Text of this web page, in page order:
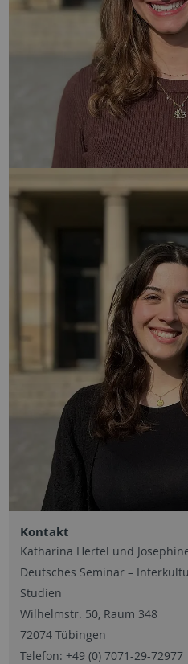
Kontakt
Katharina Hertel und
Deutsches Seminar –
Studien
Wilhelmstr. 50, Raum 348
72074 Tübingen
Telefon: +49 (0) 7071-29-72977